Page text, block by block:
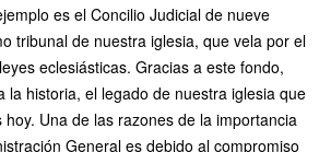
es el Concilio Judicial de nueve
tribunal de nuestra iglesia, que vela por el
eclesiásticas. Gracias a este fondo,
la historia, el legado de nuestra iglesia que
Una de las razones de la importancia
General es debido al compromiso